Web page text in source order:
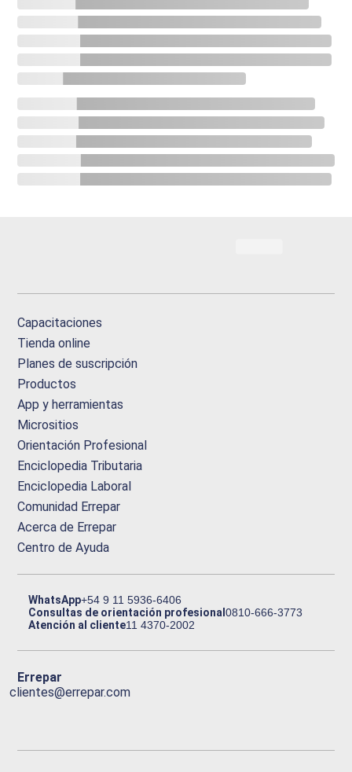
Capacitaciones
Tienda online
Planes de suscripción
Productos
App y herramientas
Micrositios
Orientación Profesional
Enciclopedia Tributaria
Enciclopedia Laboral
Comunidad Errepar
Acerca de Errepar
Centro de Ayuda
WhatsApp+54 9 11 5936-6406
Consultas de orientación profesional0810-666-3773
Atención al cliente11 4370-2002
Errepar
clientes@errepar.com